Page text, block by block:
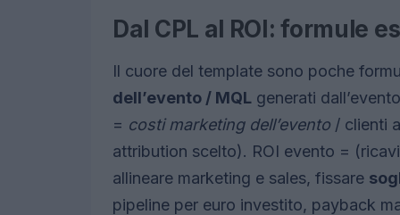
Dal CPL al ROI: formule
Il cuore del template sono poche
dell’evento / MQL generati
= costi marketing dell’evento / clienti
attribution scelto). ROI evento =
allineare marketing e sales, fissare
pipeline per euro investito, payback